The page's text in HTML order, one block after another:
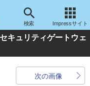
検索 Impressサイト
キュリティゲートウェ
次の画像